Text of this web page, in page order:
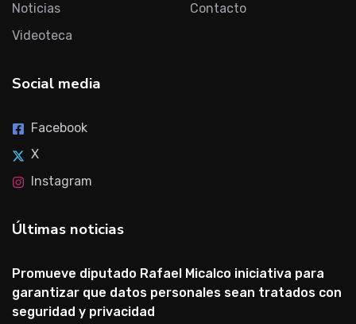
Noticias
Videoteca
Contacto
Social media
Facebook
X
Instagram
Últimas noticias
Promueve diputado Rafael Micalco iniciativa para
garantizar que datos personales sean tratados con
seguridad y privacidad